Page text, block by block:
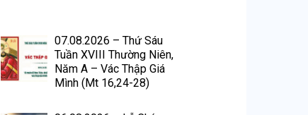
07.08.2026 – Thứ Sáu
Tuần XVIII Thường Niên,
Năm A – Vác Thập Giá
Mình (Mt 16,24-28)